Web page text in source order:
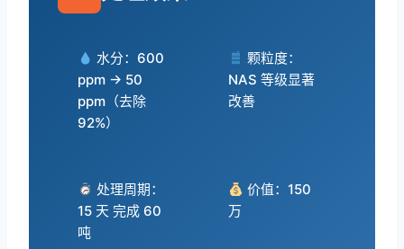
水分：600
ppm → 50
ppm（去除
92%）
颗粒度：
NAS 等级显著
改善
处理周期：
15 天 完成 60
吨
价值：150
万